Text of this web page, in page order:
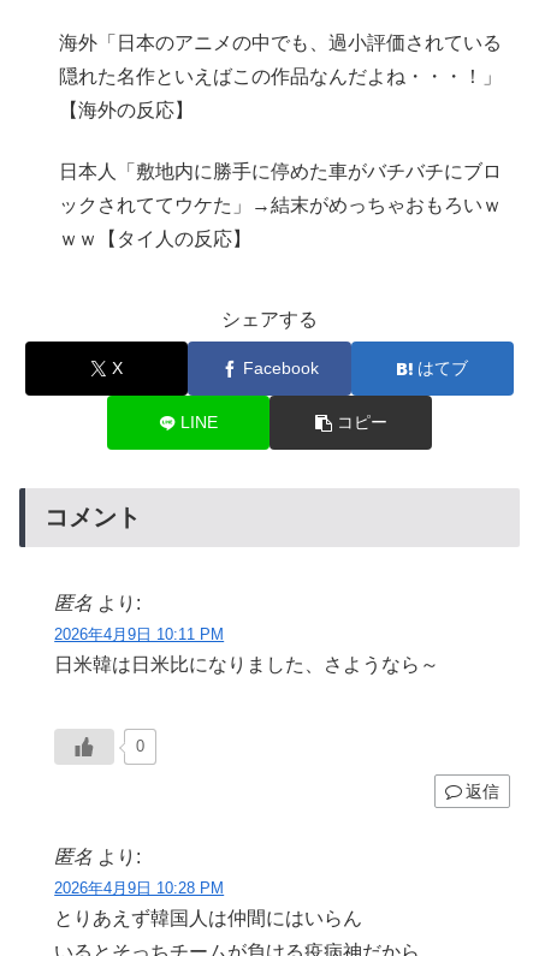
海外「日本のアニメの中でも、過小評価されている
隠れた名作といえばこの作品なんだよね・・・！」
【海外の反応】
日本人「敷地内に勝手に停めた車がバチバチにブロ
ックされててウケた」→結末がめっちゃおもろいｗ
ｗｗ【タイ人の反応】
シェアする
X Facebook はてブ
LINE コピー
コメント
匿名 より:
2026年4月9日 10:11 PM
日米韓は日米比になりました、さようなら～
0
返信
匿名 より:
2026年4月9日 10:28 PM
とりあえず韓国人は仲間にはいらん